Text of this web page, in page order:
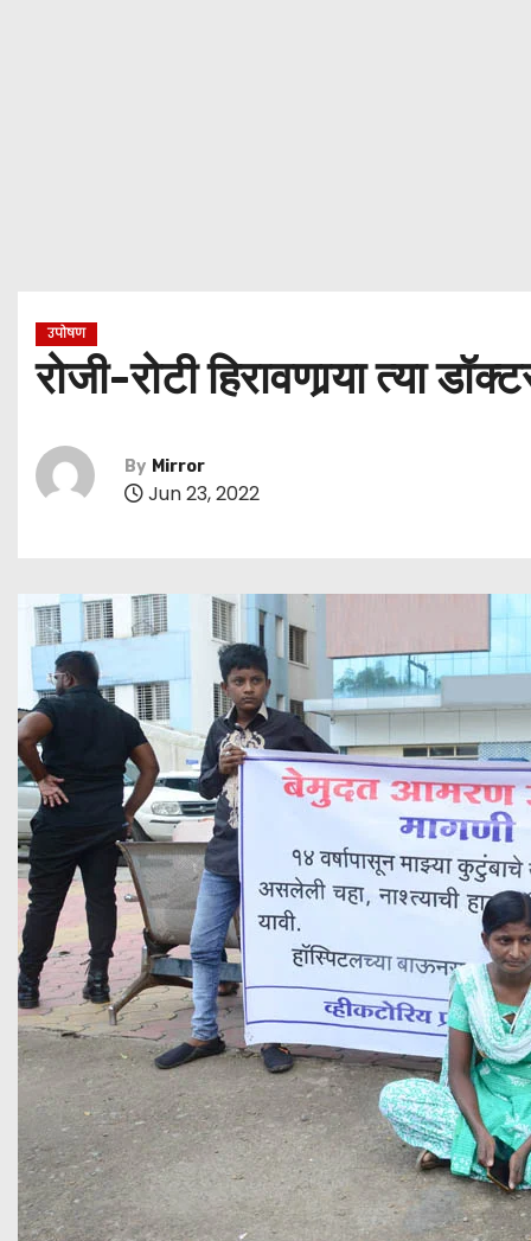
उपोषण
रोजी-रोटी हिरावणार्‍या त्या
By Mirror
Jun 23, 2022